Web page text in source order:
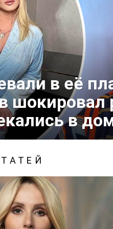
в её
шокировал
в